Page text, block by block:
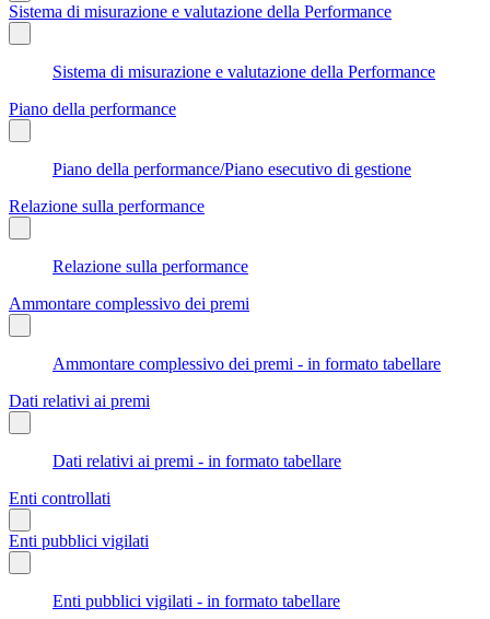
Sistema di misurazione e valutazione della Performance
Sistema di misurazione e valutazione della Performance
Piano della performance
Piano della performance/Piano esecutivo di gestione
Relazione sulla performance
Relazione sulla performance
Ammontare complessivo dei premi
Ammontare complessivo dei premi - in formato tabellare
Dati relativi ai premi
Dati relativi ai premi - in formato tabellare
Enti controllati
Enti pubblici vigilati
Enti pubblici vigilati - in formato tabellare